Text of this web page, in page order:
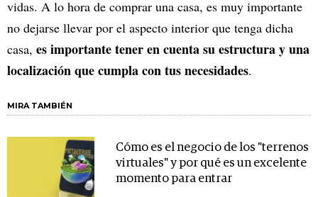
vidas. A lo hora de comprar una casa, es muy importante
no dejarse llevar por el aspecto interior que tenga dicha
casa, es importante tener en cuenta su estructura y una
localización que cumpla con tus necesidades.
MIRA TAMBIÉN
Cómo es el negocio de los "terrenos
virtuales" y por qué es un excelente
momento para entrar